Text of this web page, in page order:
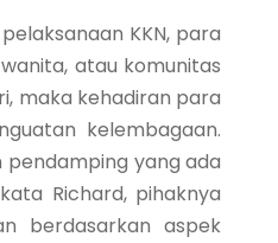
KKN, para
atau komunitas
maka kehadiran para
kelembagaan.
yang ada
Richard, pihaknya
berdasarkan aspek